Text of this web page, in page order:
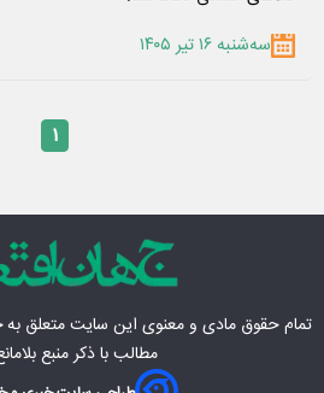
سه‌شنبه ۱۶ تیر ۱۴۰۵
۱
تمام حقوق مادی‌ و معنوی این سایت متعلق به
مطالب با ذکر منبع